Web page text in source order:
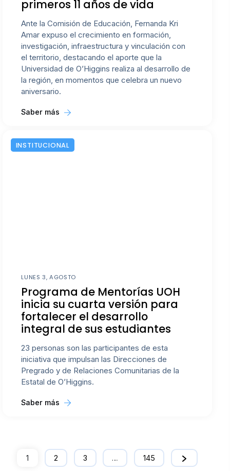
primeros 11 años de vida
Ante la Comisión de Educación, Fernanda Kri
Amar expuso el crecimiento en formación,
investigación, infraestructura y vinculación con
el territorio, destacando el aporte que la
Universidad de O’Higgins realiza al desarrollo de
la región, en momentos que celebra un nuevo
aniversario.
Saber más
INSTITUCIONAL
LUNES 3, AGOSTO
Programa de Mentorías UOH
inicia su cuarta versión para
fortalecer el desarrollo
integral de sus estudiantes
23 personas son las participantes de esta
iniciativa que impulsan las Direcciones de
Pregrado y de Relaciones Comunitarias de la
Estatal de O’Higgins.
Saber más
1 2 3 … 145